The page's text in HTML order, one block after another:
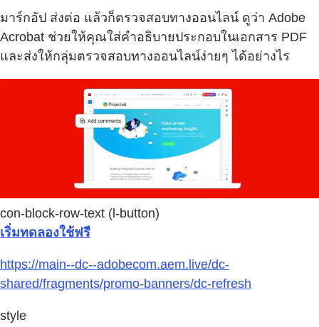
มาร์กอัป ส่งต่อ แล้วก็ตรวจสอบทางออนไลน์ ดูว่า Adobe
Acrobat ช่วยให้คุณใส่คำอธิบายประกอบในเอกสาร PDF
และส่งให้กลุ่มตรวจสอบทางออนไลน์ง่ายๆ ได้อย่างไร
con-block-row-text (l-button)
เริ่มทดลองใช้ฟรี
https://main--dc--adobecom.aem.live/dc-
shared/fragments/promo-banners/dc-refresh
style